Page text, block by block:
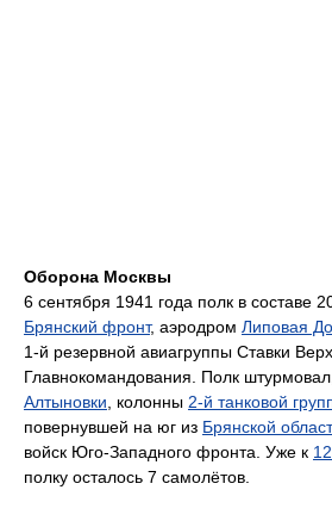
Оборона Москвы
6 сентября 1941 года полк в составе
Брянский фронт, аэродром Липовая
1-й резервной авиагруппы Ставки
Главнокомандования. Полк
Алтыновки , колонны 2-й танковой
повернувшей на юг из Брянской
войск Юго-Западного фронта. Уже к
полку осталось 7 самолётов.